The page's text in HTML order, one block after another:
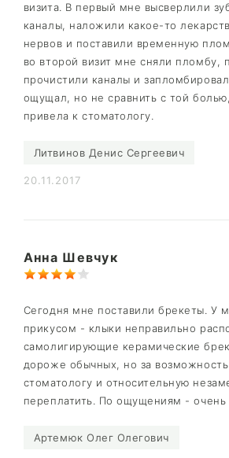
визита. В первый мне высверлили
каналы, наложили какое-то
нервов и поставили временную
во второй визит мне сняли пломбу,
прочистили каналы и
ощущал, но не сравнить с той
привела к стоматологу.
Литвинов Денис Сергеевич
20.11.2017
Анна Шевчук
Сегодня мне поставили брекеты. У
прикусом - клыки неправильно
самолигирующие керамические
дороже обычных, но за
стоматологу и относительную
переплатить. По ощущениям - очень
Артемюк Олег Олегович